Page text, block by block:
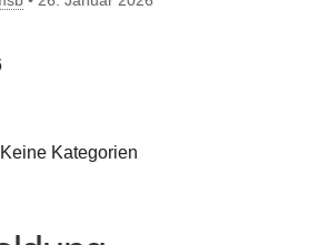
Keine Kategorien